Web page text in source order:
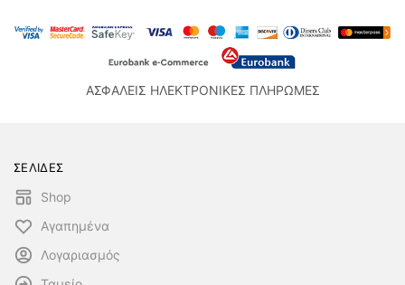
ΑΣΦΑΛΕΙΣ ΗΛΕΚΤΡΟΝΙΚΕΣ ΠΛΗΡΩΜΕΣ
ΣΕΛΙΔΕΣ
Shop
Αγαπημένα
Λογαριασμός